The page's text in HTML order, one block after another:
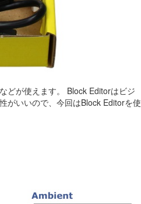
どが使えます。 Block Editorはビジ
がいいので、今回はBlock Editorを使